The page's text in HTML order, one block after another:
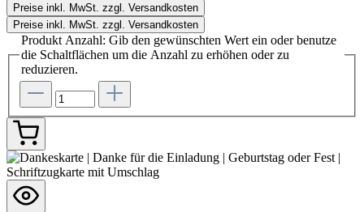
Preise inkl. MwSt. zzgl. Versandkosten
Preise inkl. MwSt. zzgl. Versandkosten
Produkt Anzahl: Gib den gewünschten Wert ein oder benutze
die Schaltflächen um die Anzahl zu erhöhen oder zu
reduzieren.